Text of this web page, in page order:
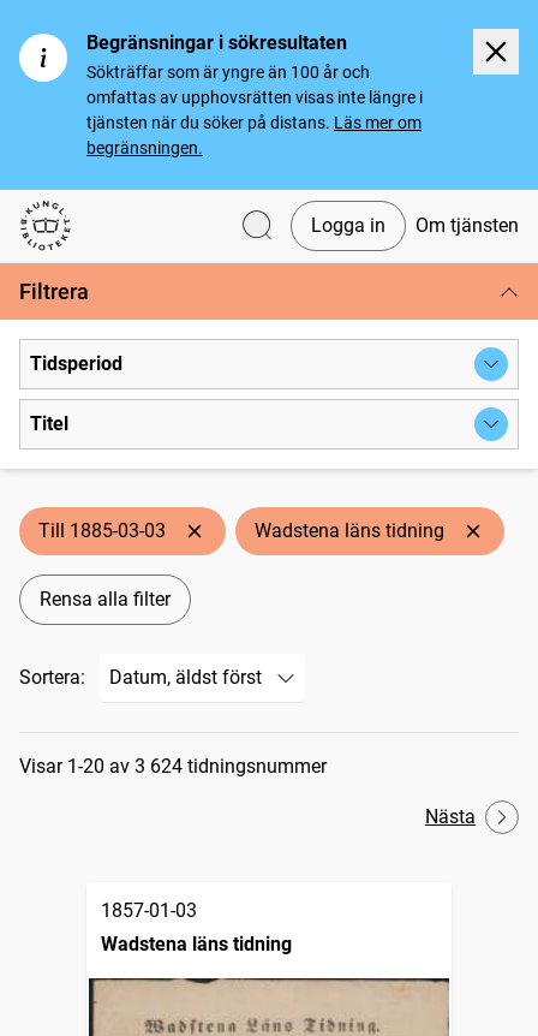
Begränsningar i sökresultaten
Sökträffar som är yngre än 100 år och
omfattas av upphovsrätten visas inte längre i
tjänsten när du söker på distans. Läs mer om
begränsningen.
Svenska tidningar
Logga in Om tjänsten
Filtrera
Tidsperiod
Titel
Till 1885-03-03 Wadstena läns tidning
Rensa alla filter
Sortera:
Sökresultat
Visar 1-20 av 3 624 tidningsnummer
Nästa
1857-01-03
Wadstena läns tidning